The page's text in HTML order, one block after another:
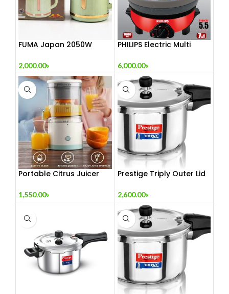
FUMA Japan 2050W
2,000.00৳
PHILIPS Electric Multi
Removable non-stick
pan, Automatic cooking
and warming system
(5.5 LTR) 1500w
6,000.00৳
Portable Citrus Juicer
1,550.00৳
Prestige Triply Outer Lid
Pressure Cooker
|Stainless Steel| Deep Lid
Spillage Control | Even
heat distribution- 3 Ltrs
2,600.00৳